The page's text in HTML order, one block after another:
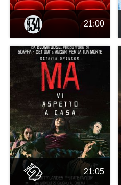
21:00
21:05